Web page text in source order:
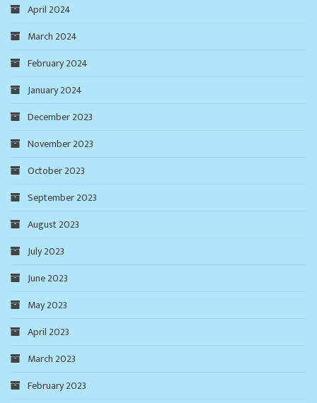
April 2024
March 2024
February 2024
January 2024
December 2023
November 2023
October 2023
September 2023
August 2023
July 2023
June 2023
May 2023
April 2023
March 2023
February 2023